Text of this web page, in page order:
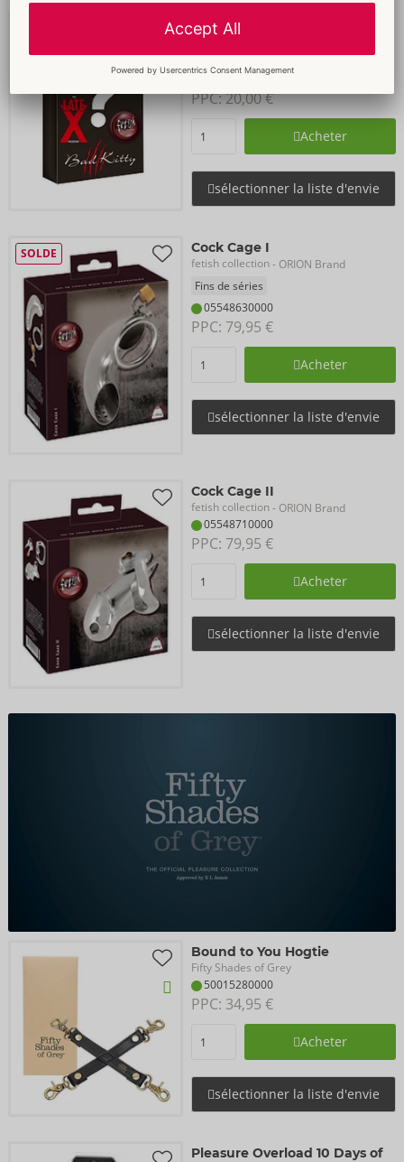
Fetish Surprise
ORION Brand
Fins de séries
24200749001
PPC: 20,00 €
Acheter
sélectionner la liste d'envie
SOLDE Cock Cage I
fetish collection- ORION Brand
Fins de séries
05548630000
PPC: 79,95 €
Acheter
sélectionner la liste d'envie
Cock Cage II
fetish collection- ORION Brand
05548710000
PPC: 79,95 €
Acheter
sélectionner la liste d'envie
Bound to You Hogtie
Fifty Shades of Grey
50015280000
PPC: 34,95 €
Acheter
sélectionner la liste d'envie
Pleasure Overload 10 Days of